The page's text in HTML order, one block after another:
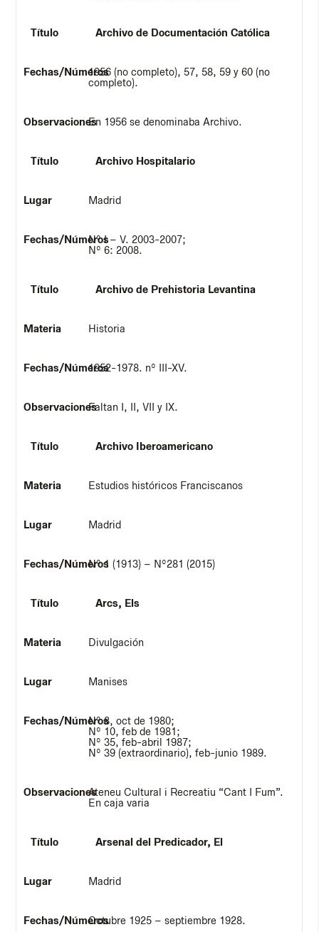
Archivo de Documentación Católica
1956 (no completo), 57, 58, 59 y 60 (no
completo).
En 1956 se denominaba Archivo.
Archivo Hospitalario
Madrid
Nº I – V. 2003-2007;
Nº 6: 2008.
Archivo de Prehistoria Levantina
Historia
1952-1978. nº III-XV.
Faltan I, II, VII y IX.
Archivo Iberoamericano
Estudios históricos Franciscanos
Madrid
Nº 1 (1913) – Nº281 (2015)
Arcs, Els
Divulgación
Manises
Nº 8, oct de 1980;
Nº 10, feb de 1981;
Nº 35, feb-abril 1987;
Nº 39 (extraordinario), feb-junio 1989.
Ateneu Cultural i Recreatiu “Cant I Fum”.
En caja varia
Arsenal del Predicador, El
Madrid
Octubre 1925 – septiembre 1928.